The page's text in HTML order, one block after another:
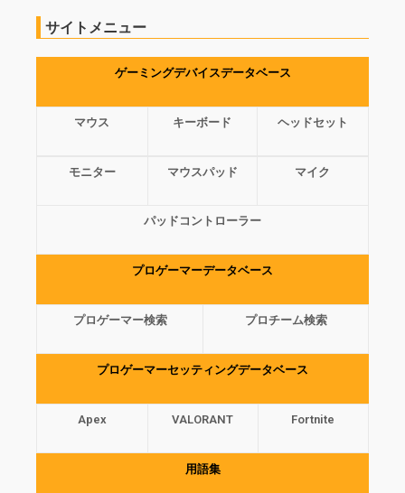
サイトメニュー
ゲーミングデバイスデータベース
マウス キーボード ヘッドセット
モニター マウスパッド マイク
パッドコントローラー
プロゲーマーデータベース
プロゲーマー検索 プロチーム検索
プロゲーマーセッティングデータベース
Apex VALORANT Fortnite
用語集